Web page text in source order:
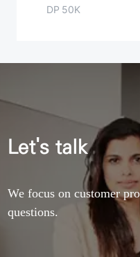
DP 50K
Let's talk
We focus on customer
questions.